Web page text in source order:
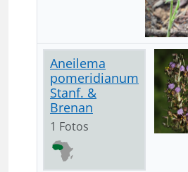
Aneilema
pomeridianum
Stanf. &
Brenan
1 Fotos